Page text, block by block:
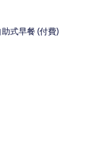
式早餐 (付費)